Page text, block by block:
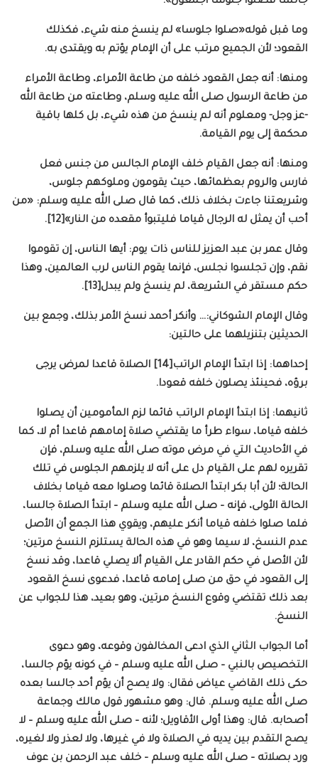
وما قبل قوله«صلوا جلوسا» لم ينسخ منه شيء، فكذلك
القعود؛ لأن الجميع مرتب على أن الإمام يؤتم به ويقتدى به.
ومنها: أنه جعل القعود خلفه من طاعة الأمراء، وطاعة الأمراء
من طاعة الرسول صلى الله عليه وسلم، وطاعته من طاعة الله
-عز وجل- ومعلوم أنه لم ينسخ من هذه شيء، بل كلها باقية
محكمة إلى يوم القيامة.
ومنها: أنه جعل القيام خلف الإمام الجالس من جنس فعل
فارس والروم بعظمائها، حيث يقومون وملوكهم جلوس،
وشريعتنا جاءت بخلاف ذلك، كما قال صلى الله عليه وسلم: «من
أحب أن يمثل له الرجال قياما فليتبوأ مقعده من النار»[12].
وقال عمر بن عبد العزيز للناس ذات يوم: أيها الناس، إن تقوموا
نقم، وإن تجلسوا نجلس، فإنما يقوم الناس لرب العالمين، وهذا
حكم مستقر في الشريعة، لم ينسخ ولم يبدل[13].
وقال الإمام الشوكاني:… وأنكر أحمد نسخ الأمر بذلك، وجمع بين
الحديثين بتنزيلهما على حالتين:
إحداهما: إذا ابتدأ الإمام الراتب[14] الصلاة قاعدا لمرض يرجى
برؤه، فحينئذ يصلون خلفه قعودا.
ثانيهما: إذا ابتدأ الإمام الراتب قائما لزم المأمومين أن يصلوا
خلفه قياما، سواء طرأ ما يقتضي صلاة إمامهم قاعدا أم لا، كما
في الأحاديث التي في مرض موته صلى الله عليه وسلم، فإن
تقريره لهم على القيام دل على أنه لا يلزمهم الجلوس في تلك
الحالة؛ لأن أبا بكر ابتدأ الصلاة قائما وصلوا معه قياما بخلاف
الحالة الأولى، فإنه – صلى الله عليه وسلم – ابتدأ الصلاة جالسا،
فلما صلوا خلفه قياما أنكر عليهم، ويقوي هذا الجمع أن الأصل
عدم النسخ، لا سيما وهو في هذه الحالة يستلزم النسخ مرتين؛
لأن الأصل في حكم القادر على القيام ألا يصلي قاعدا، وقد نسخ
إلى القعود في حق من صلى إمامه قاعدا، فدعوى نسخ القعود
بعد ذلك تقتضي وقوع النسخ مرتين، وهو بعيد، هذا للجواب عن
النسخ.
أما الجواب الثاني الذي ادعى المخالفون وقوعه، وهو دعوى
التخصيص بالنبي – صلى الله عليه وسلم – في كونه يؤم جالسا،
حكى ذلك القاضي عياض فقال: ولا يصح أن يؤم أحد جالسا بعده
صلى الله عليه وسلم. قال: وهو مشهور قول مالك وجماعة
أصحابه. قال: وهذا أولى الأقاويل؛ لأنه – صلى الله عليه وسلم – لا
يصح التقدم بين يديه في الصلاة ولا في غيرها، ولا لعذر ولا لغيره،
ورد بصلاته – صلى الله عليه وسلم – خلف عبد الرحمن بن عوف